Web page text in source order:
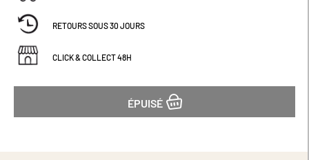
RETOURS SOUS 30 JOURS
CLICK & COLLECT 48H
ÉPUISÉ